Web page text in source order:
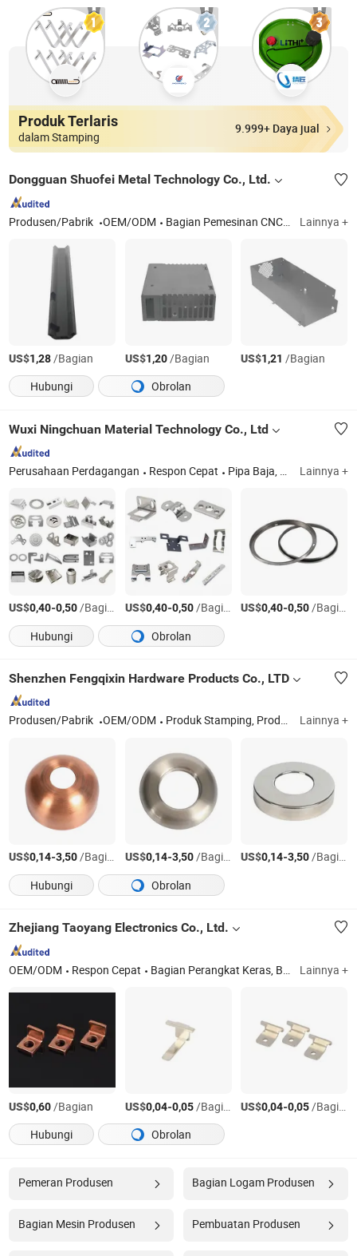
Produk Terlaris
dalam Stamping
9.999+ Daya jual
Dongguan Shuofei Metal Technology Co., Ltd.
Produsen/Pabrik OEM/ODM Bagian Pemesinan CNC, Logam Lembaran, Kunci Pintar Lainnya +
US$1,28/Bagian US$1,20/Bagian US$1,21 /Bagian
Hubungi
Obrolan
Wuxi Ningchuan Material Technology Co., Ltd
Perusahaan Perdagangan Respon Cepat Pipa Baja, Pelat Baja, Bagian Mekanik, Baja Tahan Karat, Pemesinan CNC Lainnya +
US$0,40-0,50/Bagian US$0,40-0,50/Bagian US$0,40-0,50/Bagian
Hubungi
Obrolan
Shenzhen Fengqixin Hardware Products Co., LTD
Produsen/Pabrik OEM/ODM Produk Stamping, Produk Silikon Cetak Injeksi, Bagian Perangkat Keras Presisi CNC, Produk Sekrup dan Mur Lainnya +
US$0,14-3,50/Bagian US$0,14-3,50/Bagian US$0,14-3,50/Bagian
Hubungi
Obrolan
Zhejiang Taoyang Electronics Co., Ltd.
OEM/ODM Respon Cepat Bagian Perangkat Keras, Bagian Plastik, Sabuk Logam Komposit, Kabel Harness, Bagian Otomotif Lainnya +
US$0,60/Bagian US$0,04-0,05/Bagian US$0,04-0,05/Bagian
Hubungi
Obrolan
Pemeran Produsen Bagian Logam Produsen
Bagian Mesin Produsen Pembuatan Produsen